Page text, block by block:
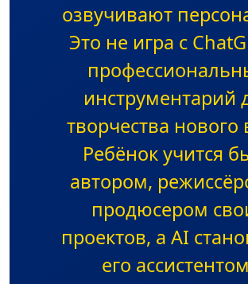
озвучивают
Это не игра с
инструментарий
творчества нового
Ребёнок учится
автором,
продюсером
проектов, а AI
его